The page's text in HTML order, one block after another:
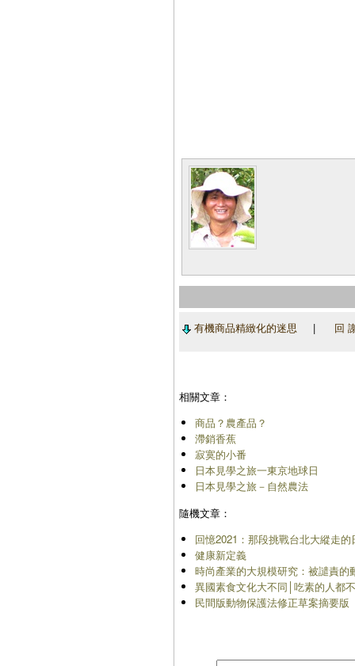
有機商品精緻化的迷思 | 回
相關文章：
商品？農產品？
滯銷香蕉
寂寞的小番
日本見學之旅一東京地球日
日本見學之旅－自然農法
隨機文章：
回憶2021：那段挑戰台北大縱走
健康新定義
時尚產業的大規模研究：被譴責的
異國素食文化大不同│吃素的人都
民間版動物保護法修正草案摘要版